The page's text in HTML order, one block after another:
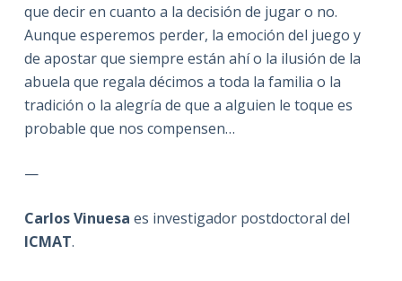
que decir en cuanto a la decisión de jugar o no.
Aunque esperemos perder, la emoción del juego y
de apostar que siempre están ahí o la ilusión de la
abuela que regala décimos a toda la familia o la
tradición o la alegría de que a alguien le toque es
probable que nos compensen…
—
Carlos Vinuesa es investigador postdoctoral del
ICMAT.